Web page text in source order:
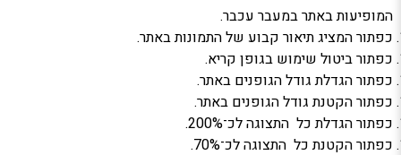
המופיעות באתר במעבר עכבר.
כפתור המציג תיאור קבוע של התמונות באתר.
כפתור ביטול שימוש בגופן קריא.
כפתור הגדלת גודל הגופנים באתר.
כפתור הקטנת גודל הגופנים באתר.
כפתור הגדלת כל התצוגה לכ־200%.
כפתור הקטנת כל התצוגה לכ־70%.